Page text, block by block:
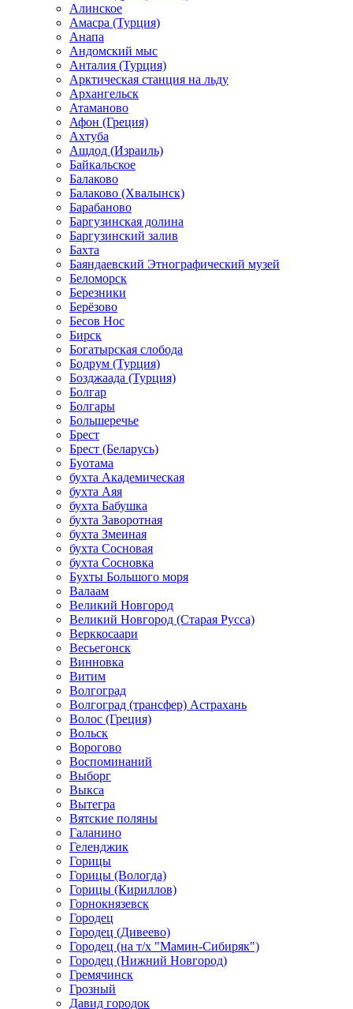
Алинское
Амасра (Турция)
Анапа
Андомский мыс
Анталия (Турция)
Арктическая станция на льду
Архангельск
Атаманово
Афон (Греция)
Ахтуба
Ашдод (Израиль)
Байкальское
Балаково
Балаково (Хвалынск)
Барабаново
Баргузинская долина
Баргузинский залив
Бахта
Баяндаевский Этнографический музей
Беломорск
Березники
Берёзово
Бесов Нос
Бирск
Богатырская слобода
Бодрум (Турция)
Бозджаада (Турция)
Болгар
Болгары
Большеречье
Брест
Брест (Беларусь)
Буотама
бухта Академическая
бухта Аяя
бухта Бабушка
бухта Заворотная
бухта Змеиная
бухта Сосновая
бухта Сосновка
Бухты Большого моря
Валаам
Великий Новгород
Великий Новгород (Старая Русса)
Верккосаари
Весьегонск
Винновка
Витим
Волгоград
Волгоград (трансфер) Астрахань
Волос (Греция)
Вольск
Ворогово
Воспоминаний
Выборг
Выкса
Вытегра
Вятские поляны
Галанино
Геленджик
Горицы
Горицы (Вологда)
Горицы (Кириллов)
Горнокнязевск
Городец
Городец (Дивеево)
Городец (на т/х "Мамин-Сибиряк")
Городец (Нижний Новгород)
Гремячинск
Грозный
Давид городок